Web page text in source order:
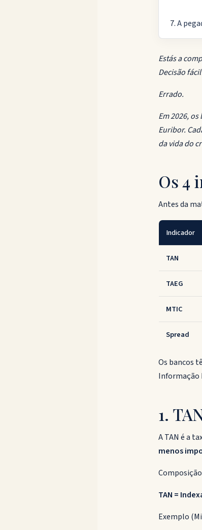
A
Estás a
Decisão
Errado.
Em 2026,
Euribor.
da vida do
Os 4
Antes da
Indicador
TAN
TAEG
MTIC
Spread
Os bancos
Informação
1.
A TAN é a
menos
TAN =
Exemplo